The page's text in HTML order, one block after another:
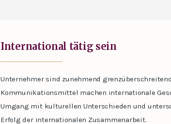
International tätig sein
Unternehmer sind zunehmend
Kommunikationsmittel machen internationale
Umgang mit kulturellen Unterschieden und
Erfolg der internationalen Zusammenarbeit.